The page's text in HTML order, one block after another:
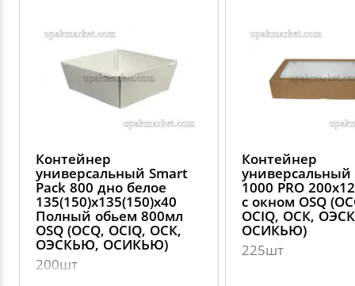
Контейнер
универсальный Smart
Pack 800 дно белое
135(150)х135(150)х40
Полный обьем 800мл
OSQ (OCQ, OCIQ, ОСК,
ОЭСКЬЮ, ОСИКЬЮ)
200шт
Контейнер
универсальный
1000 PRO
с окном OSQ
OCIQ, ОСК,
ОСИКЬЮ)
225шт